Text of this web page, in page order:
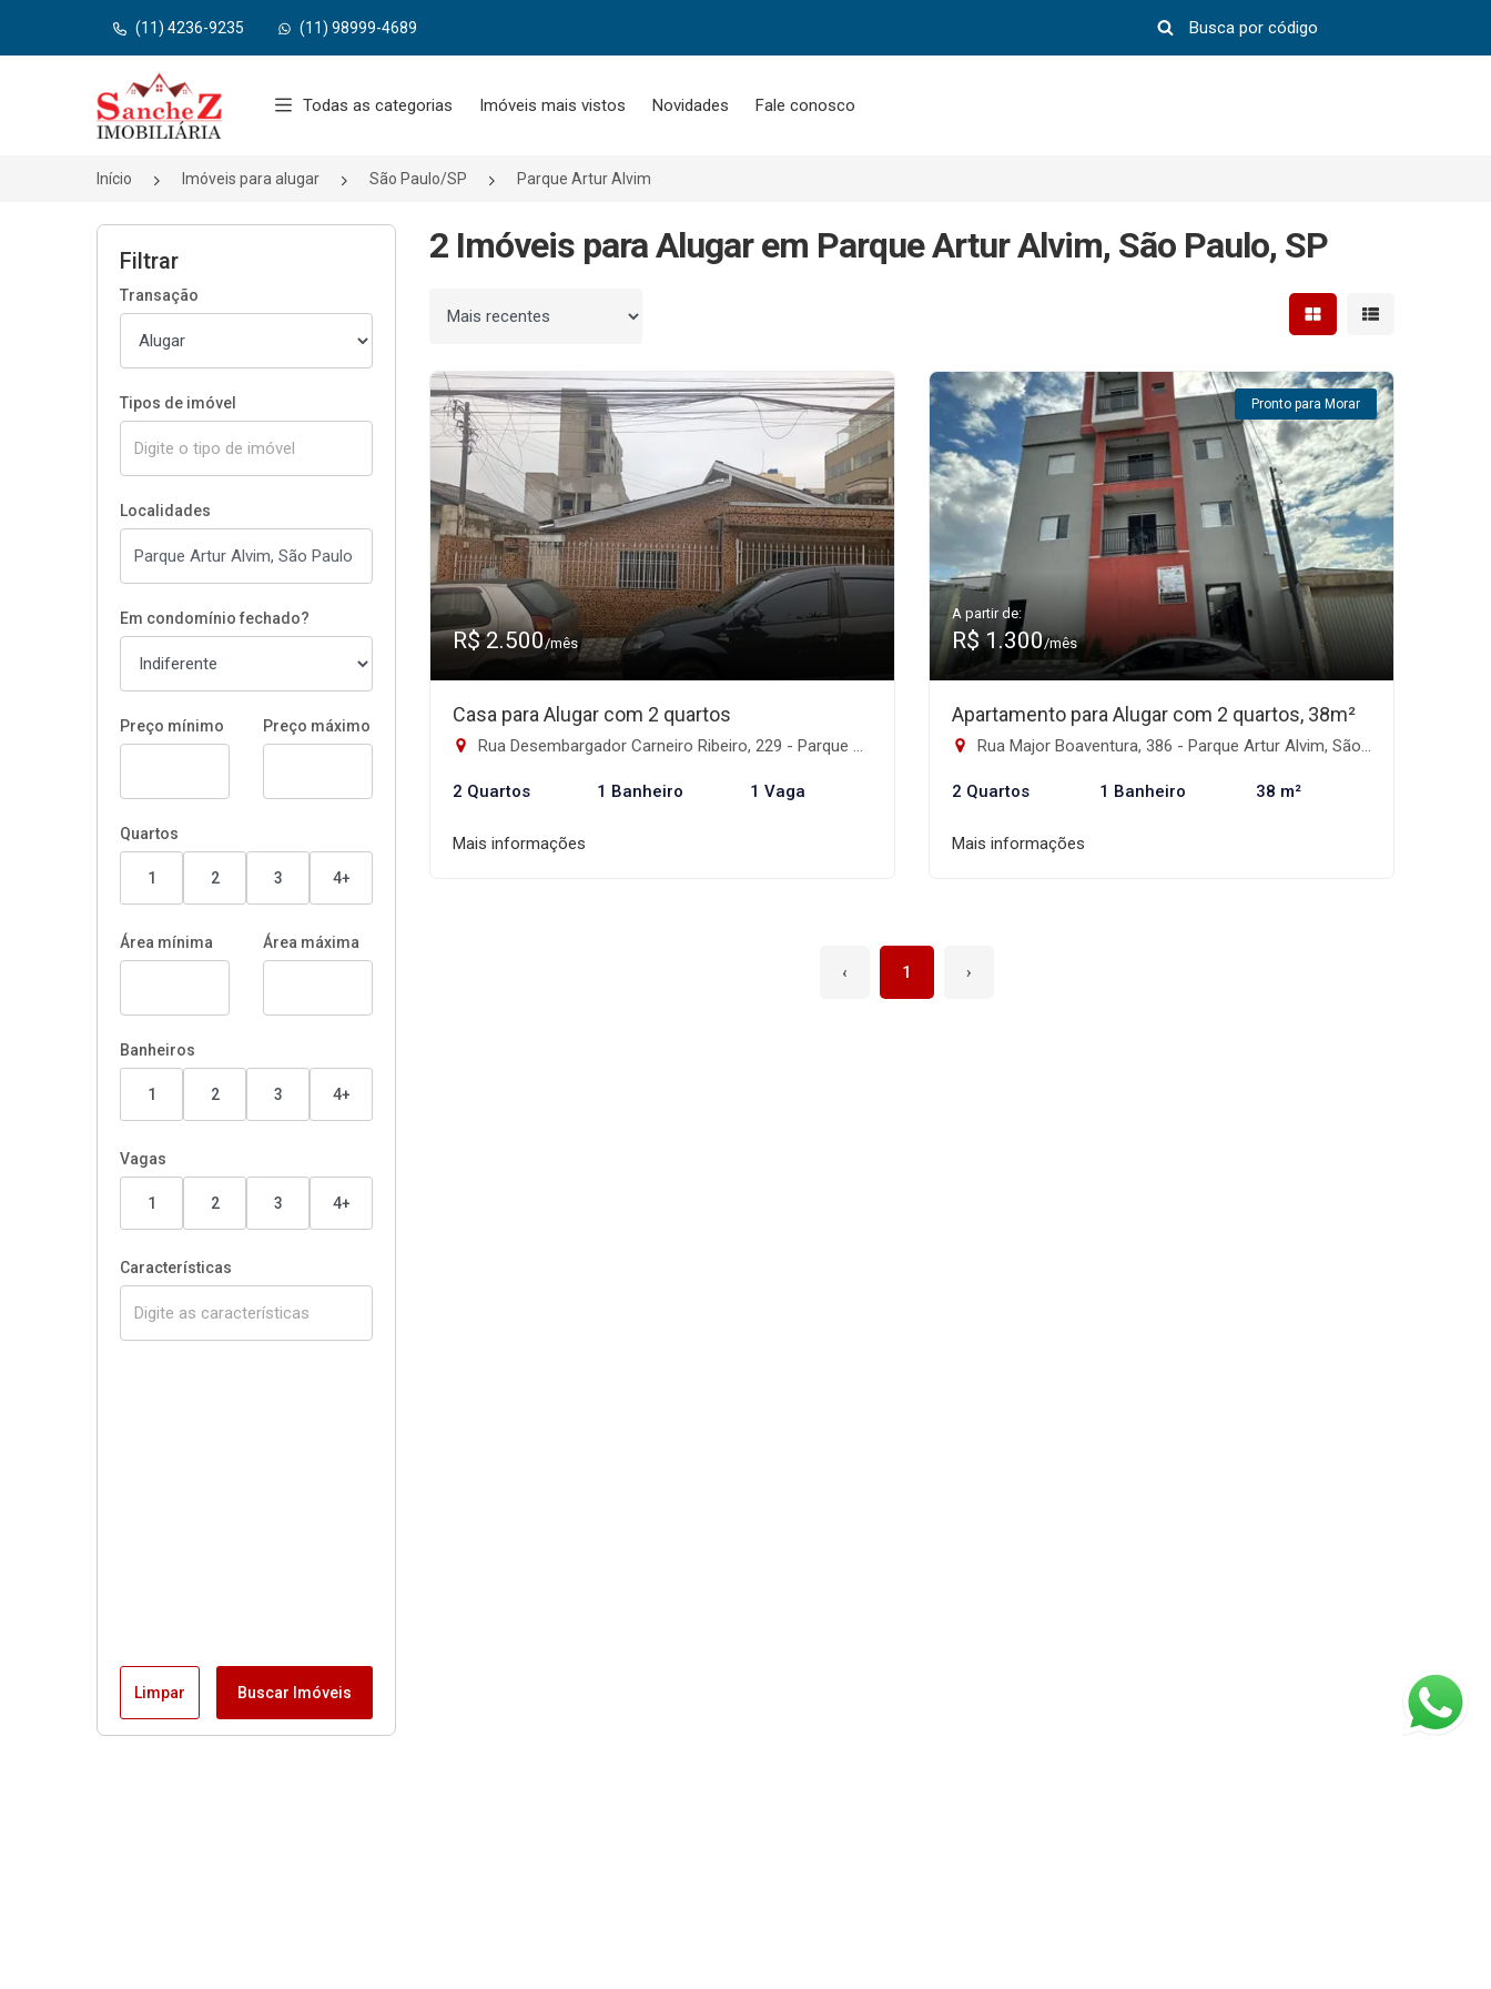
(11) 4236-9235 (11) 98999-4689
Página inicial
Todas as categorias Imóveis mais vistos Novidades Fale conosco
Início Imóveis para alugar São Paulo/SP Parque Artur Alvim
Filtrar
Transação
Tipos de imóvel
Localidades
Em condomínio fechado?
Preço mínimo Preço máximo
Quartos
1 2 3 4+
Área mínima Área máxima
Banheiros
1 2 3 4+
Vagas
1 2 3 4+
Características
Limpar Buscar Imóveis
2 Imóveis para Alugar em Parque Artur Alvim, São Paulo, SP
Ordenar por Mostrar resultados em
Mostrar
R$ 2.500/mês
Casa para Alugar com 2 quartos
Rua Desembargador Carneiro Ribeiro, 229 - Parque Artur Alvim, São Paulo-SP
2 Quartos 1 Banheiro 1 Vaga
Mais informações
Pronto para Morar
A partir de:
R$ 1.300/mês
Apartamento para Alugar com 2 quartos, 38m²
Rua Major Boaventura, 386 - Parque Artur Alvim, São Paulo-SP
2 Quartos 1 Banheiro 38 m²
Mais informações
‹ 1 ›